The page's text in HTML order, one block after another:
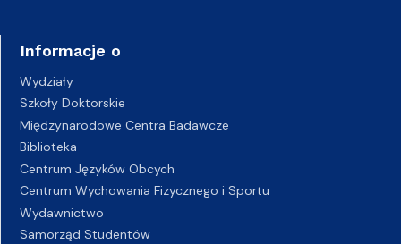
Informacje o
Wydziały
Szkoły Doktorskie
Międzynarodowe Centra Badawcze
Biblioteka
Centrum Języków Obcych
Centrum Wychowania Fizycznego i Sportu
Wydawnictwo
Samorząd Studentów